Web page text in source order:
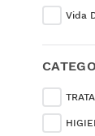
Vida